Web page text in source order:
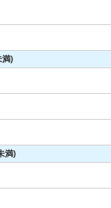
満)
満)